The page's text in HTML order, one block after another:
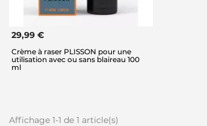
29,99 €
Crème à raser PLISSON pour une
utilisation avec ou sans blaireau 100
ml
Affichage 1-1 de 1 article(s)